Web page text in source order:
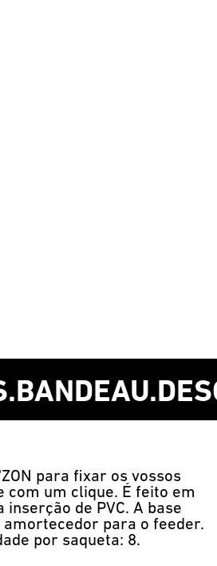
para fixar os vossos
um clique. É feito em
de PVC. A base
para o feeder.
por saqueta: 8.